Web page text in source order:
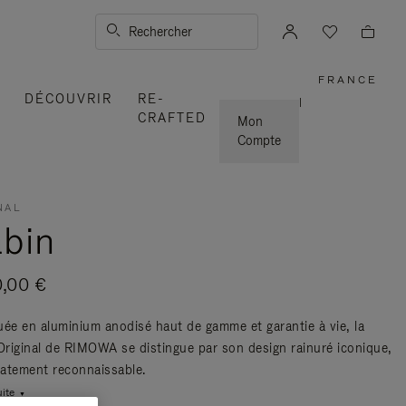
Rechercher
DÉCOUVRIR
RE-
CRAFTED
Mon
Compte
FRANCE
|
€
en aluminium anodisé haut de gamme et garantie à vie, la
de RIMOWA se distingue par son design rainuré iconique,
reconnaissable.